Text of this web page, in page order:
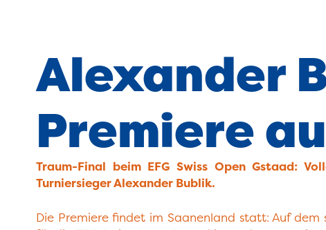
Alexander
Premiere
Traum-Final beim EFG Swiss Open Gstaad:
Turniersieger Alexander Bublik.
Die Premiere findet im Saanenland statt: Auf dem